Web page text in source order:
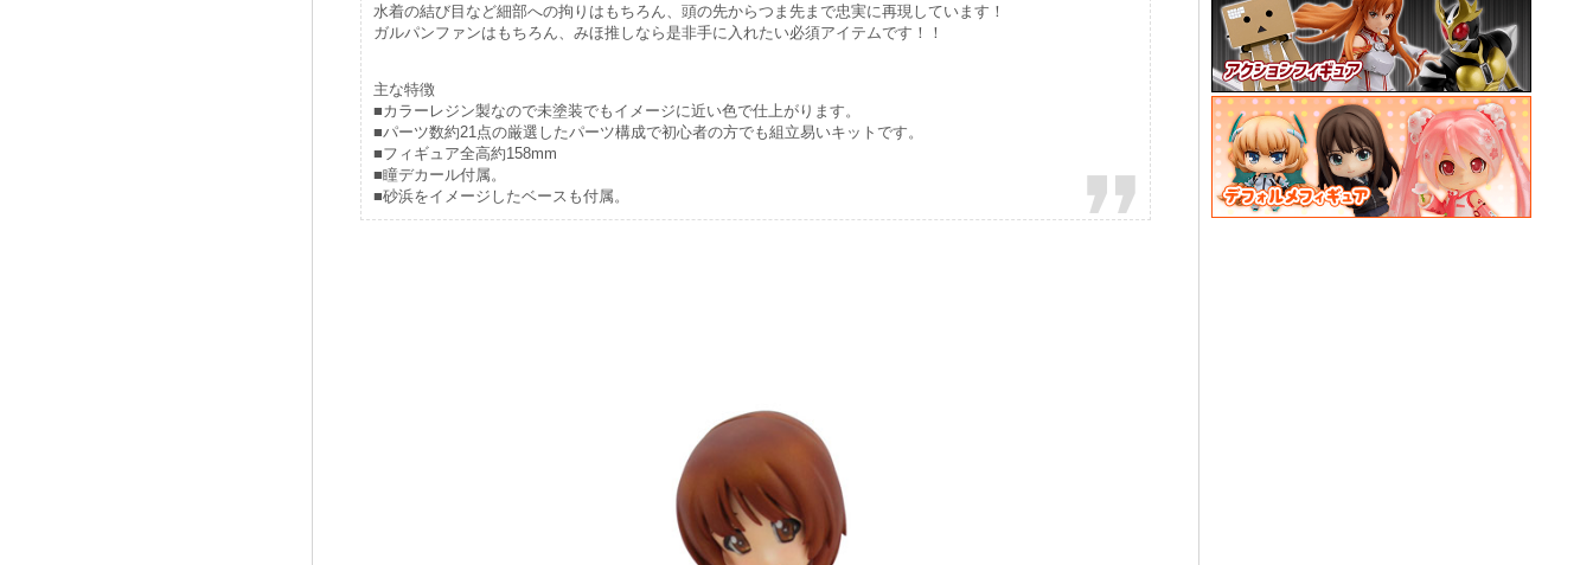
水着の結び目など細部への拘りはもちろん、頭の先からつま先まで忠実に再現しています！
ガルパンファンはもちろん、みほ推しなら是非手に入れたい必須アイテムです！！
主な特徴
■カラーレジン製なので未塗装でもイメージに近い色で仕上がります。
■パーツ数約21点の厳選したパーツ構成で初心者の方でも組立易いキットです。
■フィギュア全高約158mm
■瞳デカール付属。
■砂浜をイメージしたベースも付属。